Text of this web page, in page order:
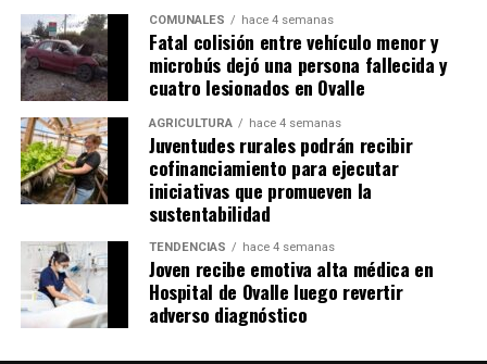
COMUNALES hace 4 semanas
Fatal colisión entre vehículo menor y
microbús dejó una persona fallecida y
cuatro lesionados en Ovalle
AGRICULTURA hace 4 semanas
Juventudes rurales podrán recibir
cofinanciamiento para ejecutar
iniciativas que promueven la
sustentabilidad
TENDENCIAS hace 4 semanas
Joven recibe emotiva alta médica en
Hospital de Ovalle luego revertir
adverso diagnóstico